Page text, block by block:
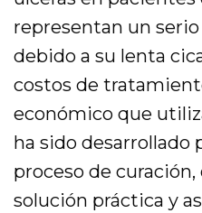
representan un
debido a su lenta
costos de
económico que
ha sido desarrollado
proceso de
solución práctica y